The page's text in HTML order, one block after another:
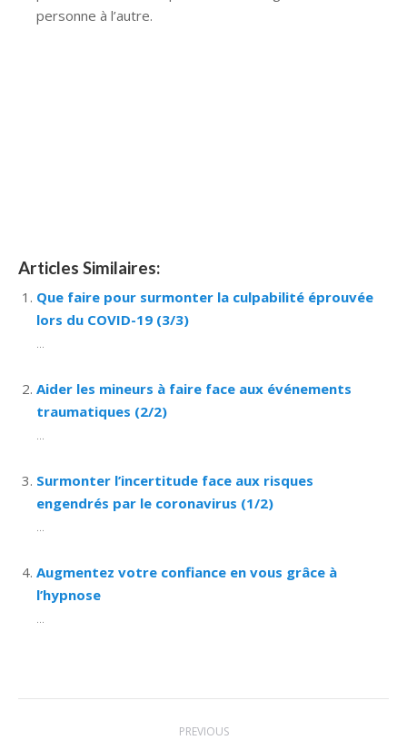
personne à l’autre.
Articles Similaires:
Que faire pour surmonter la culpabilité éprouvée
lors du COVID-19 (3/3)
Aider les mineurs à faire face aux événements
traumatiques (2/2)
Surmonter l’incertitude face aux risques
engendrés par le coronavirus (1/2)
Augmentez votre confiance en vous grâce à
l’hypnose
PREVIOUS